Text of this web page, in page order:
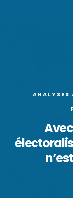
ANALYSES